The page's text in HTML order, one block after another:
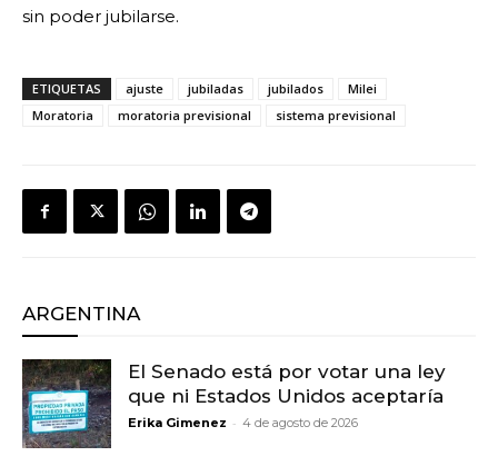
sin poder jubilarse.
ETIQUETAS ajuste jubiladas jubilados
Milei
Moratoria
moratoria previsional sistema previsional
ARGENTINA
El Senado está por votar una ley
que ni Estados Unidos aceptaría
Erika Gimenez - 4 de agosto de 2026